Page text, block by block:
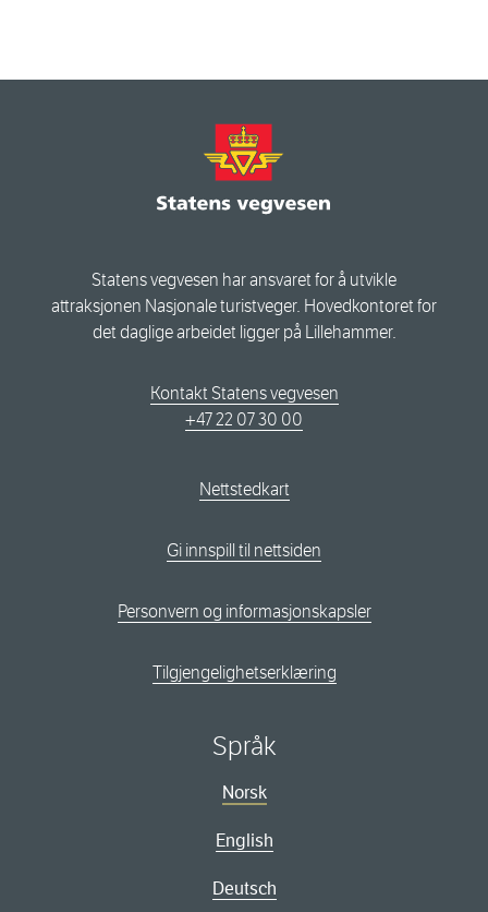
Statens vegvesen har ansvaret for å utvikle
attraksjonen Nasjonale turistveger. Hovedkontoret for
det daglige arbeidet ligger på Lillehammer.
Kontakt Statens vegvesen
+47 22 07 30 00
Nettstedkart
Gi innspill til nettsiden
Personvern og informasjonskapsler
Tilgjengelighetserklæring
Språk
Norsk
English
Deutsch